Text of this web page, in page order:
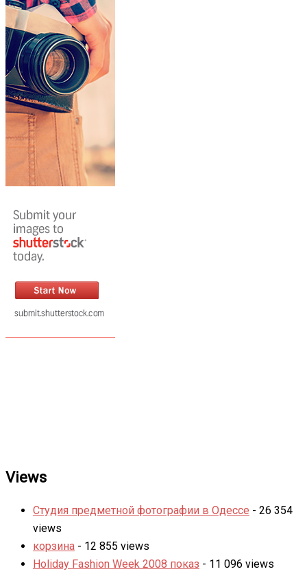
Views
Студия предметной фотографии в Одессе - 26 354
views
корзина - 12 855 views
Holiday Fashion Week 2008 показ - 11 096 views